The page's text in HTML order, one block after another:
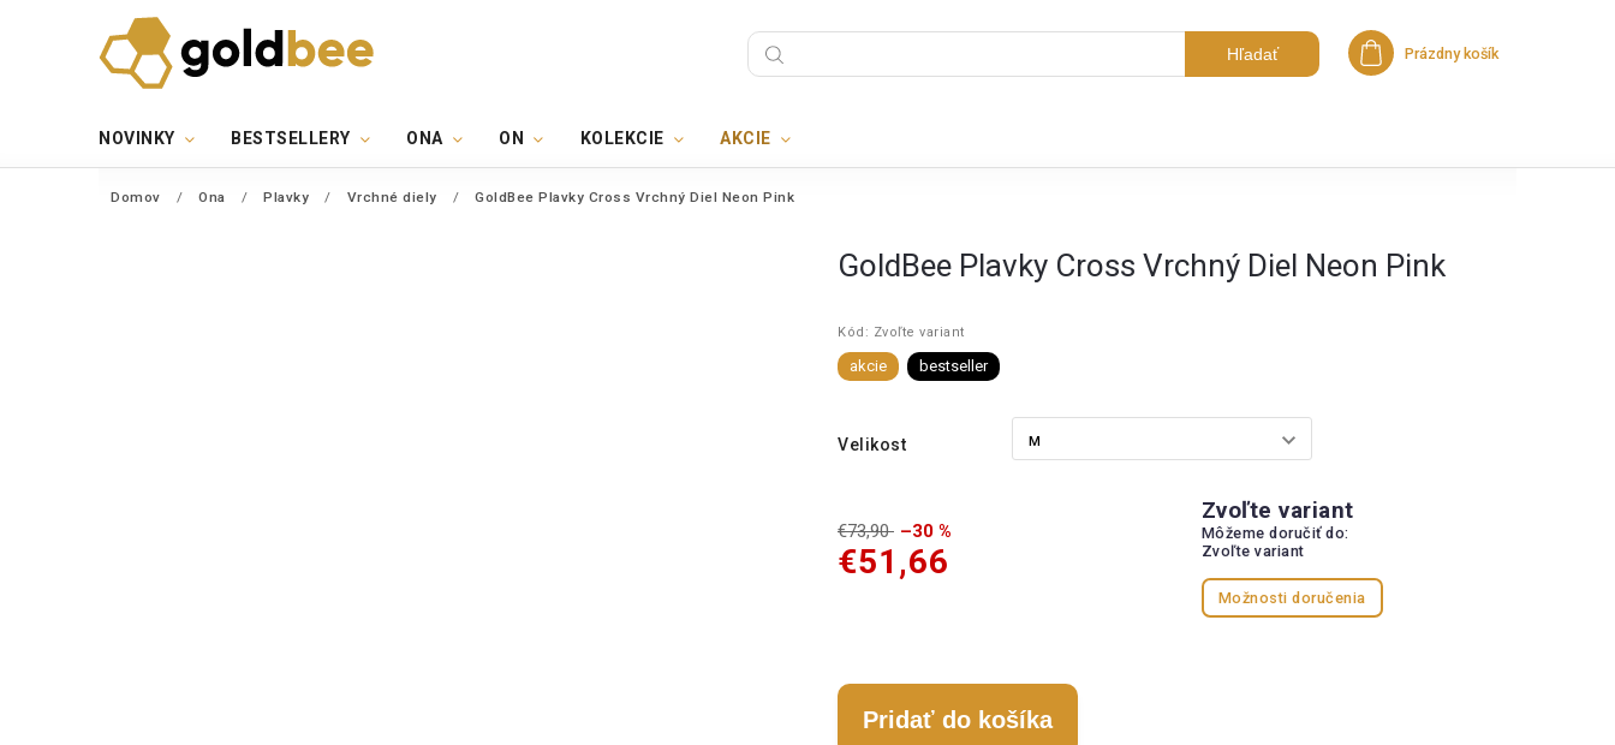
Hľadať Nákupný košík
Prázdny košík
NOVINKY BESTSELLERY ONA ON KOLEKCIE AKCIE
Domov / Ona / Plavky / Vrchné diely / GoldBee Plavky Cross Vrchný Diel Neon Pink
GoldBee Plavky Cross Vrchný Diel Neon Pink
Kód: Zvoľte variant
akcie bestseller
Velikost
€73,90 –30 %
€51,66
Zvoľte variant
Môžeme doručiť do:
Zvoľte variant
Možnosti doručenia
Pridať do košíka